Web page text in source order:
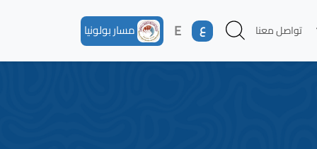
تواصل معنا ع E مسار بولونيا